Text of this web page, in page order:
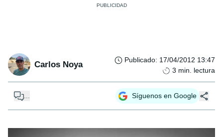
Carlos Noya Publicado: 17/04/2012 13:47
3 min. lectura
... Síguenos en Google